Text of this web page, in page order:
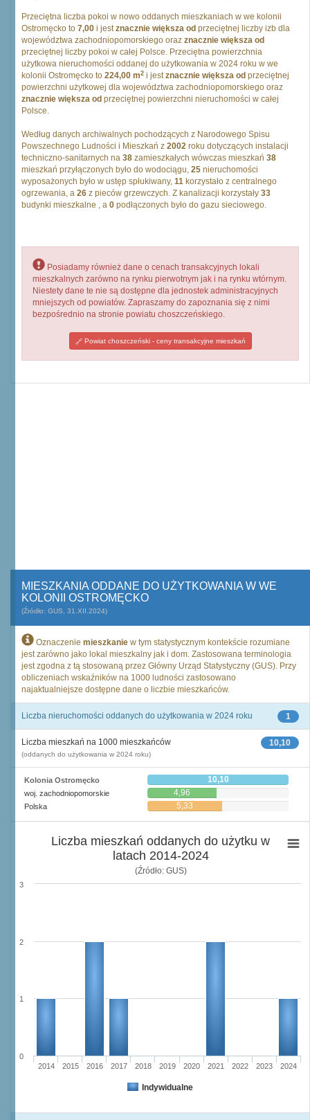
Przeciętna liczba pokoi w nowo oddanych mieszkaniach w we kolonii
Ostromęcko to 7,00 i jestznacznie większa od przeciętnej liczby izb dla
województwa zachodniopomorskiego oraz znacznie większa od
przeciętnej liczby pokoi w całej Polsce. Przeciętna powierzchnia
użytkowa nieruchomości oddanej do użytkowania w 2024 roku w we
kolonii Ostromęcko to 224,00 m2 i jestznacznie większa od przeciętnej
powierzchni użytkowej dla województwa zachodniopomorskiego oraz
znacznie większa od przeciętnej powierzchni nieruchomości w całej
Polsce.
Według danych archiwalnych pochodzących z Narodowego Spisu
Powszechnego Ludności i Mieszkań z 2002 roku dotyczących instalacji
techniczno-sanitarnych na 38 zamieszkałych wówczas mieszkań 38
mieszkań przyłączonych było do wodociągu, 25 nieruchomości
wyposażonych było w ustęp spłukiwany, 11 korzystało z centralnego
ogrzewania, a 26 z pieców grzewczych. Z kanalizacji korzystały 33
budynki mieszkalne , a 0 podłączonych było do gazu sieciowego.
Posiadamy również dane o cenach transakcyjnych lokali
mieszkalnych zarówno na rynku pierwotnym jak i na rynku wtórnym.
Niestety dane te nie są dostępne dla jednostek administracyjnych
mniejszych od powiatów. Zapraszamy do zapoznania się z nimi
bezpośrednio na stronie powiatu choszczeńskiego.
Powiat choszczeński - ceny transakcyjne mieszkań
MIESZKANIA ODDANE DO UŻYTKOWANIA W WE
KOLONII OSTROMĘCKO
(Źródło: GUS, 31.XII.2024)
Oznaczenie mieszkanie w tym statystycznym kontekście rozumiane
jest zarówno jako lokal mieszkalny jak i dom. Zastosowana terminologia
jest zgodna z tą stosowaną przez Główny Urząd Statystyczny (GUS). Przy
obliczeniach wskaźników na 1000 ludności zastosowano
najaktualniejsze dostępne dane o liczbie mieszkańców.
1
Liczba nieruchomości oddanych do użytkowania w 2024 roku
10,10
Liczba mieszkań na 1000 mieszkańców
(oddanych do użytkowania w 2024 roku)
Kolonia Ostromęcko 10,10
woj. zachodniopomorskie 4,96
Polska 5,33
Liczba mieszkań oddanych do użytku w
latach 2014-2024
(Źródło: GUS)
Indywidualne
2014 2015 2016 2017 2018 2019 2020 2021 2022 2023 2024
0
1
2
3